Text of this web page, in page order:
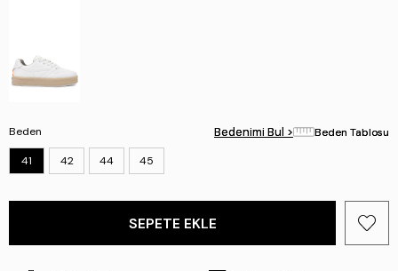
Beden
41 42 44 45
Bedenimi Bul > Beden Tablosu
Bedenimi Bul > Beden Tablosu